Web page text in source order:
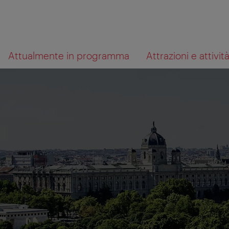
navigazione
contenuto
Attualmente in programma Attrazioni e
Cosa
cerchi?